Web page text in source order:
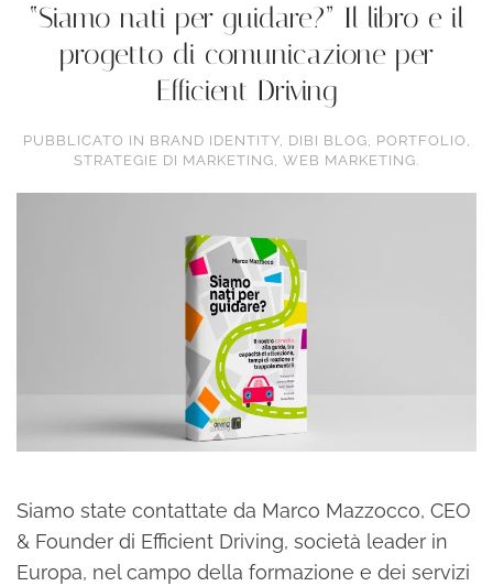
“Siamo nati per guidare?” Il libro e il
progetto di comunicazione per
Efficient Driving
PUBBLICATO IN BRAND IDENTITY, DIBI BLOG, PORTFOLIO ,
STRATEGIE DI MARKETING, WEB MARKETING.
Siamo state contattate da Marco Mazzocco, CEO
& Founder di Efficient Driving, società leader in
Europa, nel campo della formazione e dei servizi